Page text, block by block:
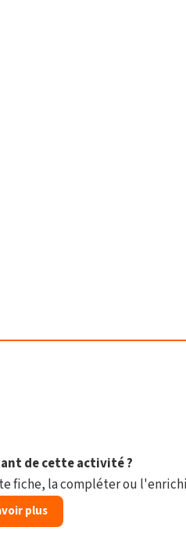
de cette activité ?
fiche, la compléter ou
plus